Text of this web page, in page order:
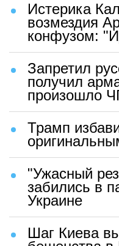
Истерика
возмездия
конфузом:
Запретил
получил
произошло
Трамп
"Ужасный
забились в
Украине
Шаг Киева